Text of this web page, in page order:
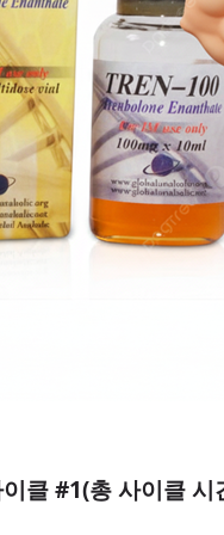
클 #1(총 사이클 시